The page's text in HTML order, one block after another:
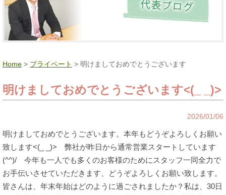
Home > プライベート > 明けましておめでとうございます
明けましておめでとうございます<(_ _)>
2026/01/06
明けましておめでとうございます。本年もどうぞよろしくお願い
致します<(_ _)> 弊社が昨日から通常営業スタートしています
(^^)/ 今年も一人でも多くのお客様のためにスタッフ一同全力で
お手伝いさせていただきます、どうぞよろしくお願い致します。
皆さんは、年末年始はどのように過ごされましたか？私は、30日